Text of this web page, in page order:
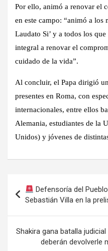
Por ello, animó a renovar el
en este campo: “animó a
Laudato Si’ y a todos los
integral a renovar el
cuidado de la vida”.
Al concluir, el Papa dirigió
presentes en Roma, con
internacionales, entre ellos
Alemania, estudiantes de la
Unidos) y jóvenes de
de
entradas
Defensoría del
Sebastián Villa en la
Shakira gana batalla
deberán devolverle